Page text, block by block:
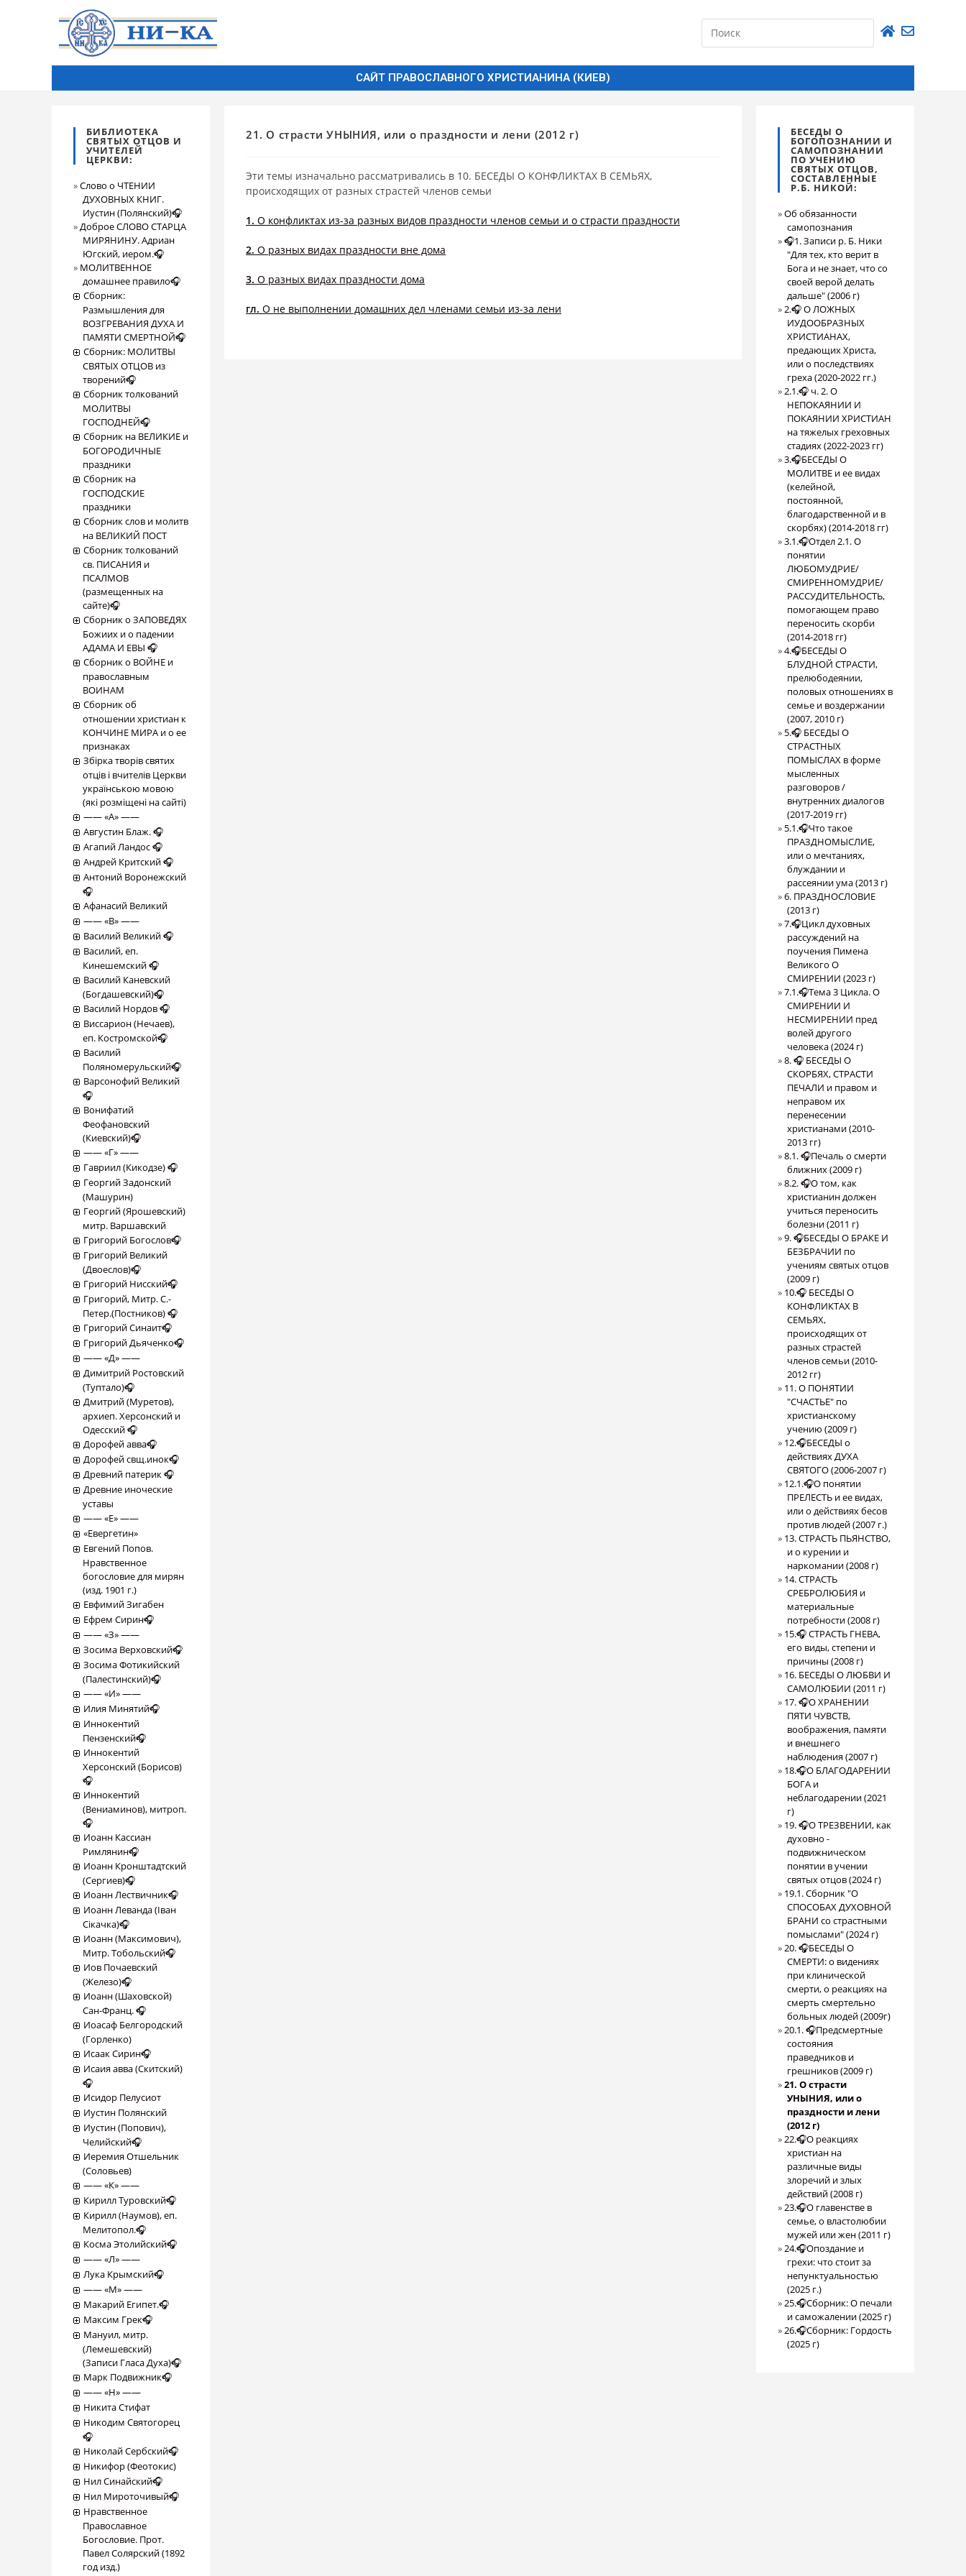
САЙТ ПРАВОСЛАВНОГО ХРИСТИАНИНА (КИЕВ)
21. О страсти УНЫНИЯ, или о праздности и лени (2012 г)
Эти темы изначально рассматривались в 10. БЕСЕДЫ О КОНФЛИКТАХ В СЕМЬЯХ,
происходящих от разных страстей членов семьи
1. О конфликтах из-за разных видов праздности членов семьи и о страсти праздности
2. О разных видах праздности вне дома
3. О разных видах праздности дома
гл. О не выполнении домашних дел членами семьи из-за лени
БИБЛИОТЕКА
СВЯТЫХ ОТЦОВ И
УЧИТЕЛЕЙ
ЦЕРКВИ:
Слово о ЧТЕНИИ
ДУХОВНЫХ КНИГ.
Иустин (Полянский)🎧
Доброе СЛОВО СТАРЦА
МИРЯНИНУ. Адриан
Югский, иером.🎧
МОЛИТВЕННОЕ
домашнее правило🎧
Сборник:
Размышления для
ВОЗГРЕВАНИЯ ДУХА И
ПАМЯТИ СМЕРТНОЙ🎧
Сборник: МОЛИТВЫ
СВЯТЫХ ОТЦОВ из
творений🎧
Сборник толкований
МОЛИТВЫ
ГОСПОДНЕЙ🎧
Сборник на ВЕЛИКИЕ и
БОГОРОДИЧНЫЕ
праздники
Сборник на
ГОСПОДСКИЕ
праздники
Сборник слов и молитв
на ВЕЛИКИЙ ПОСТ
Сборник толкований
св. ПИСАНИЯ и
ПСАЛМОВ
(размещенных на
сайте)🎧
Сборник о ЗАПОВЕДЯХ
Божиих и о падении
АДАМА И ЕВЫ 🎧
Сборник о ВОЙНЕ и
православным
ВОИНАМ
Сборник об
отношении христиан к
КОНЧИНЕ МИРА и о ее
признаках
Збірка творів святих
отців і вчителів Церкви
українською мовою
(які розміщені на сайті)
―― «А» ――
Августин Блаж. 🎧
Агапий Ландос 🎧
Андрей Критский 🎧
Антоний Воронежский
🎧
Афанасий Великий
―― «В» ――
Василий Великий 🎧
Василий, еп.
Кинешемский 🎧
Василий Каневский
(Богдашевский)🎧
Василий Нордов 🎧
Виссарион (Нечаев),
еп. Костромской🎧
Василий
Поляномерульский🎧
Варсонофий Великий
🎧
Вонифатий
Феофановский
(Киевский)🎧
―― «Г» ――
Гавриил (Кикодзе) 🎧
Георгий Задонский
(Машурин)
Георгий (Ярошевский)
митр. Варшавский
Григорий Богослов🎧
Григорий Великий
(Двоеслов)🎧
Григорий Нисский🎧
Григорий, Митр. С.-
Петер.(Постников) 🎧
Григорий Синаит🎧
Григорий Дьяченко🎧
―― «Д» ――
Димитрий Ростовский
(Туптало)🎧
Дмитрий (Муретов),
архиеп. Херсонский и
Одесский 🎧
Дорофей авва🎧
Дорофей свщ.инок🎧
Древний патерик 🎧
Древние иноческие
уставы
―― «Е» ――
«Евергетин»
Евгений Попов.
Нравственное
богословие для мирян
(изд. 1901 г.)
Евфимий Зигабен
Ефрем Сирин🎧
―― «З» ――
Зосима Верховский🎧
Зосима Фотикийский
(Палестинский)🎧
―― «И» ――
Илия Минятий🎧
Иннокентий
Пензенский🎧
Иннокентий
Херсонский (Борисов)
🎧
Иннокентий
(Вениаминов), митроп.
🎧
Иоанн Кассиан
Римлянин🎧
Иоанн Кронштадтский
(Сергиев)🎧
Иоанн Лествичник🎧
Иоанн Леванда (Іван
Сікачка)🎧
Иоанн (Максимович),
Митр. Тобольский🎧
Иов Почаевский
(Железо)🎧
Иоанн (Шаховской)
Сан-Франц. 🎧
Иоасаф Белгородский
(Горленко)
Исаак Сирин🎧
Исаия авва (Скитский)
🎧
Исидор Пелусиот
Иустин Полянский
Иустин (Попович),
Челийский🎧
Иеремия Отшельник
(Соловьев)
―― «К» ――
Кирилл Туровский🎧
Кирилл (Наумов), еп.
Мелитопол.🎧
Косма Этолийский🎧
―― «Л» ――
Лука Крымский🎧
―― «М» ――
Макарий Египет.🎧
Максим Грек🎧
Мануил, митр.
(Лемешевский)
(Записи Гласа Духа)🎧
Марк Подвижник🎧
―― «Н» ――
Никита Стифат
Никодим Святогорец
🎧
Николай Сербский🎧
Никифор (Феотокис)
Нил Синайский🎧
Нил Мироточивый🎧
Нравственное
Православное
Богословие. Прот.
Павел Солярский (1892
год изд.)
БЕСЕДЫ О
БОГОПОЗНАНИИ И
САМОПОЗНАНИИ
ПО УЧЕНИЮ
СВЯТЫХ ОТЦОВ,
СОСТАВЛЕННЫЕ
Р.Б. НИКОЙ:
Об обязанности
самопознания
🎧1. Записи р. Б. Ники
"Для тех, кто верит в
Бога и не знает, что со
своей верой делать
дальше" (2006 г)
2.🎧 О ЛОЖНЫХ
ИУДООБРАЗНЫХ
ХРИСТИАНАХ,
предающих Христа,
или о последствиях
греха (2020-2022 гг.)
2.1.🎧 ч. 2. О
НЕПОКАЯНИИ И
ПОКАЯНИИ ХРИСТИАН
на тяжелых греховных
стадиях (2022-2023 гг)
3.🎧БЕСЕДЫ О
МОЛИТВЕ и ее видах
(келейной,
постоянной,
благодарственной и в
скорбях) (2014-2018 гг)
3.1.🎧Отдел 2.1. О
понятии
ЛЮБОМУДРИЕ/
СМИРЕННОМУДРИЕ/
РАССУДИТЕЛЬНОСТЬ,
помогающем право
переносить скорби
(2014-2018 гг)
4.🎧БЕСЕДЫ О
БЛУДНОЙ СТРАСТИ,
прелюбодеянии,
половых отношениях в
семье и воздержании
(2007, 2010 г)
5.🎧 БЕСЕДЫ О
СТРАСТНЫХ
ПОМЫСЛАХ в форме
мысленных
разговоров /
внутренних диалогов
(2017-2019 гг)
5.1.🎧Что такое
ПРАЗДНОМЫСЛИЕ,
или о мечтаниях,
блуждании и
рассеянии ума (2013 г)
6. ПРАЗДНОСЛОВИЕ
(2013 г)
7.🎧Цикл духовных
рассуждений на
поучения Пимена
Великого О
СМИРЕНИИ (2023 г)
7.1.🎧Тема 3 Цикла. О
СМИРЕНИИ И
НЕСМИРЕНИИ пред
волей другого
человека (2024 г)
8. 🎧 БЕСЕДЫ О
СКОРБЯХ, СТРАСТИ
ПЕЧАЛИ и правом и
неправом их
перенесении
христианами (2010-
2013 гг)
8.1. 🎧Печаль о смерти
ближних (2009 г)
8.2. 🎧О том, как
христианин должен
учиться переносить
болезни (2011 г)
9. 🎧БЕСЕДЫ О БРАКЕ И
БЕЗБРАЧИИ по
учениям святых отцов
(2009 г)
10.🎧 БЕСЕДЫ О
КОНФЛИКТАХ В
СЕМЬЯХ,
происходящих от
разных страстей
членов семьи (2010-
2012 гг)
11. О ПОНЯТИИ
"СЧАСТЬЕ" по
христианскому
учению (2009 г)
12.🎧БЕСЕДЫ о
действиях ДУХА
СВЯТОГО (2006-2007 г)
12.1.🎧О понятии
ПРЕЛЕСТЬ и ее видах,
или о действиях бесов
против людей (2007 г.)
13. СТРАСТЬ ПЬЯНСТВО,
и о курении и
наркомании (2008 г)
14. СТРАСТЬ
СРЕБРОЛЮБИЯ и
материальные
потребности (2008 г)
15.🎧 СТРАСТЬ ГНЕВА,
его виды, степени и
причины (2008 г)
16. БЕСЕДЫ О ЛЮБВИ И
САМОЛЮБИИ (2011 г)
17. 🎧О ХРАНЕНИИ
ПЯТИ ЧУВСТВ,
воображения, памяти
и внешнего
наблюдения (2007 г)
18.🎧О БЛАГОДАРЕНИИ
БОГА и
неблагодарении (2021
г)
19. 🎧О ТРЕЗВЕНИИ, как
духовно -
подвижническом
понятии в учении
святых отцов (2024 г)
19.1. Сборник "О
СПОСОБАХ ДУХОВНОЙ
БРАНИ со страстными
помыслами" (2024 г)
20. 🎧БЕСЕДЫ О
СМЕРТИ: о видениях
при клинической
смерти, о реакциях на
смерть смертельно
больных людей (2009г)
20.1. 🎧Предсмертные
состояния
праведников и
грешников (2009 г)
21. О страсти
УНЫНИЯ, или о
праздности и лени
(2012 г)
22.🎧О реакциях
христиан на
различные виды
злоречий и злых
действий (2008 г)
23.🎧О главенстве в
семье, о властолюбии
мужей или жен (2011 г)
24.🎧Опоздание и
грехи: что стоит за
непунктуальностью
(2025 г.)
25.🎧Сборник: О печали
и саможалении (2025 г)
26.🎧Сборник: Гордость
(2025 г)